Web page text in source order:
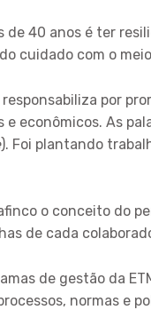
de 40 anos é ter
cuidado com o
responsabiliza por
econômicos. As
). Foi plantando
o conceito do
de cada
de gestão da
normas e